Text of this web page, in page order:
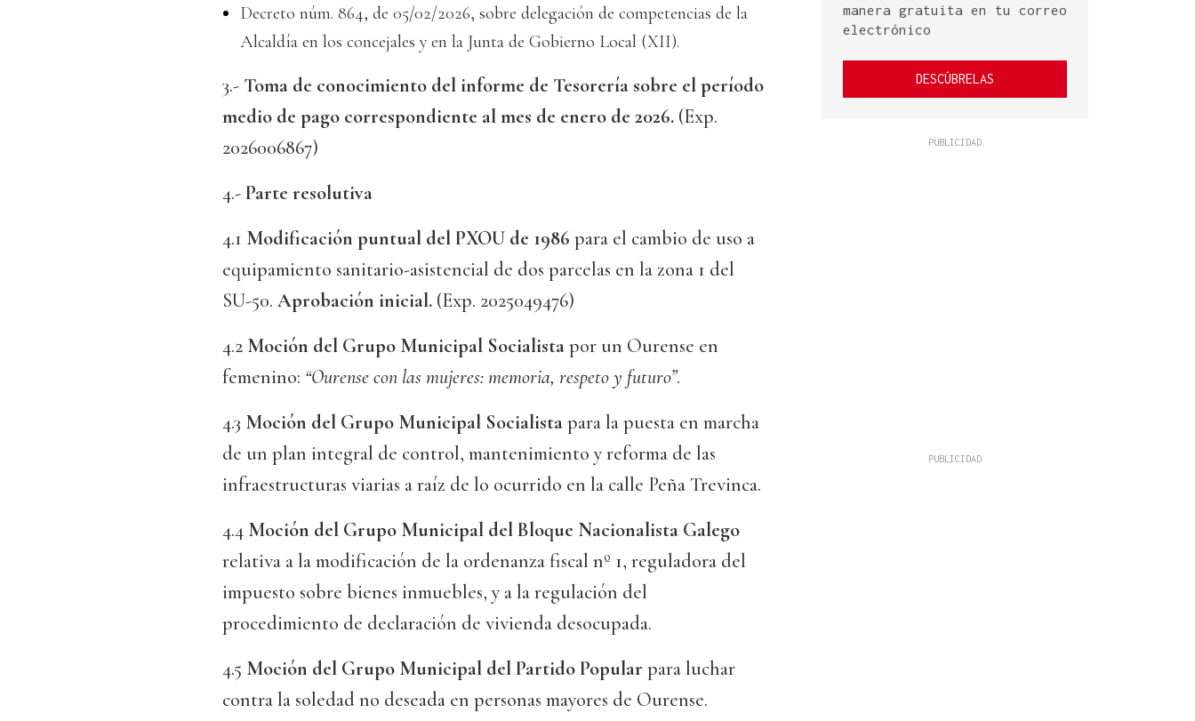
Decreto núm. 864, de 05/02/2026, sobre delegación de competencias de la
Alcaldía en los concejales y en la Junta de Gobierno Local (XII).
3.- Toma de conocimiento del informe de Tesorería sobre el período
medio de pago correspondiente al mes de enero de 2026. (Exp.
2026006867)
4.-Parte resolutiva
4.1 Modificación puntual del PXOU de 1986 para el cambio de uso a
equipamiento sanitario-asistencial de dos parcelas en la zona 1 del
SU-50. Aprobación inicial. (Exp. 2025049476)
4.2 Moción del Grupo Municipal Socialistapor un Ourense en
femenino: “Ourense con las mujeres: memoria, respeto y futuro”.
4.3 Moción del Grupo Municipal Socialistapara la puesta en marcha
de un plan integral de control, mantenimiento y reforma de las
infraestructuras viarias a raíz de lo ocurrido en la calle Peña Trevinca.
4.4 Moción del Grupo Municipal del Bloque Nacionalista Galego
relativa a la modificación de la ordenanza fiscal nº 1, reguladora del
impuesto sobre bienes inmuebles, y a la regulación del
procedimiento de declaración de vivienda desocupada.
4.5 Moción del Grupo Municipal del Partido Popular para luchar
contra la soledad no deseada en personas mayores de Ourense.
manera gratuita en tu correo
electrónico
DESCÚBRELAS